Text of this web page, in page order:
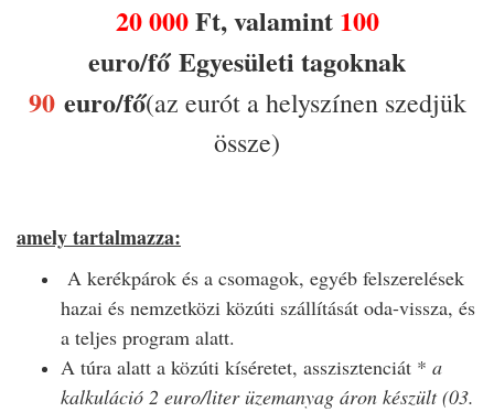
20 000Ft, valamint 100
euro/fő Egyesületi tagoknak
90euro/fő(az eurót a helyszínen szedjük
össze)
amely tartalmazza:
A kerékpárok és a csomagok, egyéb felszerelések
hazai és nemzetközi közúti szállítását oda-vissza, és
a teljes program alatt.
A túra alatt a közúti kíséretet, asszisztenciát * a
kalkuláció 2 euro/liter üzemanyag áron készült (03.